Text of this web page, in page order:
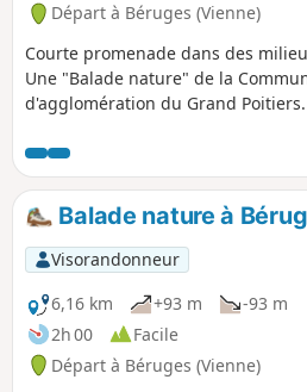
Départ à Béruges (Vienne)
Courte promenade dans des
Une "Balade nature" de la
d'agglomération du Grand Poitiers.
Balade nature à
Visorandonneur
6,16 km
+93 m
-93 m
2h 00
Facile
Départ à Béruges (Vienne)